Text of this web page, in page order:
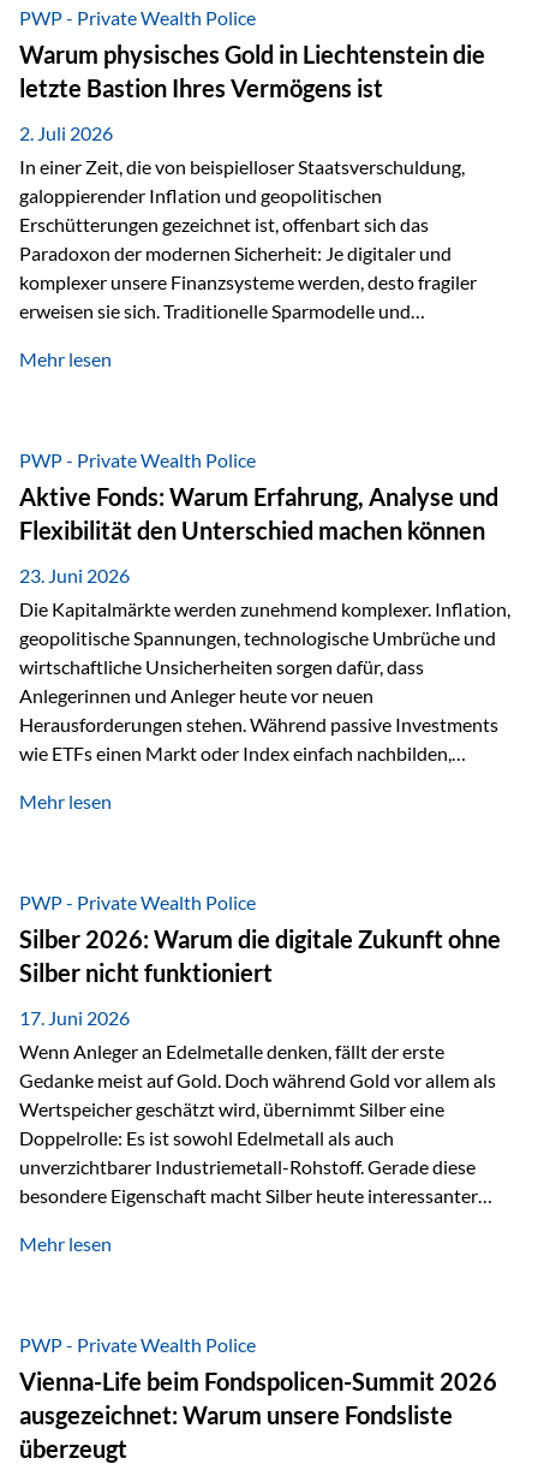
folgende Situation vor: Ein Vater schenkt seiner Tochter
einen Teil seines Vermögens. Einige Jahre später möchte die
Tochter das Geld kurzfristig verwenden, um…
PWP - Private Wealth Police
Warum physisches Gold in Liechtenstein die
letzte Bastion Ihres Vermögens ist
2. Juli 2026
In einer Zeit, die von beispielloser Staatsverschuldung,
galoppierender Inflation und geopolitischen
Erschütterungen gezeichnet ist, offenbart sich das
Paradoxon der modernen Sicherheit: Je digitaler und
komplexer unsere Finanzsysteme werden, desto fragiler
erweisen sie sich. Traditionelle Sparmodelle und
unumstößlich galten, versagen angesichts der expansiven
Nostalgie dar, sondern ist die modernste und strategisch
klügste Antwort auf globale Instabilität. Physische Werte
und der richtige Rechtsstandort sind heute keine bloße
Option mehr, sondern eine strategische Notwendigkeit. 1.
Der massive Aufwand hinter einem winzigen…
Mehr lesen
PWP - Private Wealth Police
Aktive Fonds: Warum Erfahrung, Analyse und
Flexibilität den Unterschied machen können
23. Juni 2026
Die Kapitalmärkte werden zunehmend komplexer. Inflation,
geopolitische Spannungen, technologische Umbrüche und
wirtschaftliche Unsicherheiten sorgen dafür, dass
Anlegerinnen und Anleger heute vor neuen
Herausforderungen stehen. Während passive Investments
wie ETFs einen Markt oder Index einfach nachbilden,
setzen auf die Expertise erfahrener Fondsmanager, die
Veränderungen geprägt ist, kann diese aktive
Herangehensweise einen entscheidenden Mehrwert bieten.
Was zeichnet aktive Fonds aus? Aktive Fonds verfolgen das
Ziel, nicht nur einen Markt abzubilden, sondern gezielt
Anlageentscheidungen zu treffen. Fondsmanager
analysieren Unternehmen,…
Mehr lesen
PWP - Private Wealth Police
Silber 2026: Warum die digitale Zukunft ohne
Silber nicht funktioniert
17. Juni 2026
Wenn Anleger an Edelmetalle denken, fällt der erste
Gedanke meist auf Gold. Doch während Gold vor allem als
Wertspeicher geschätzt wird, übernimmt Silber eine
Doppelrolle: Es ist sowohl Edelmetall als auch
unverzichtbarer Industriemetall-Rohstoff. Gerade diese
besondere Eigenschaft macht Silber heute interessanter
elektrischer – und genau dort spielt Silber eine
Leitfähigkeit aller Metalle. Diese Eigenschaft macht es für
zahlreiche Zukunftstechnologien praktisch unverzichtbar.
Silber findet sich unter anderem in: Solarmodulen
Elektrofahrzeugen Halbleitern Smartphones und Tablets…
Mehr lesen
PWP - Private Wealth Police
Vienna-Life beim Fondspolicen-Summit 2026
ausgezeichnet: Warum unsere Fondsliste
überzeugt